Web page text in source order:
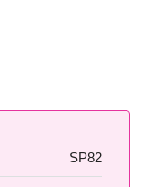
SP82